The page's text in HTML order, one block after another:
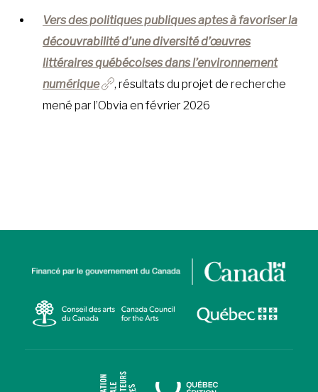
Vers des politiques publiques aptes à favoriser la
découvrabilité d’une diversité d’œuvres
littéraires québécoises dans l’environnement
numérique
, résultats du projet de recherche
mené par l’Obvia en février 2026